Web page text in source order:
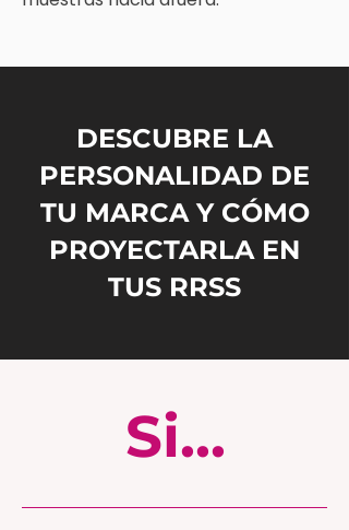
DESCUBRE LA
PERSONALIDAD DE
TU MARCA Y CÓMO
PROYECTARLA EN
TUS RRSS
Si...